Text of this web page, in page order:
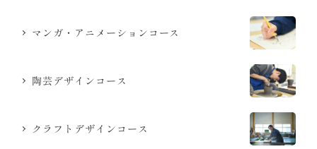
マンガ・アニメーションコース
陶芸デザインコース
クラフトデザインコース